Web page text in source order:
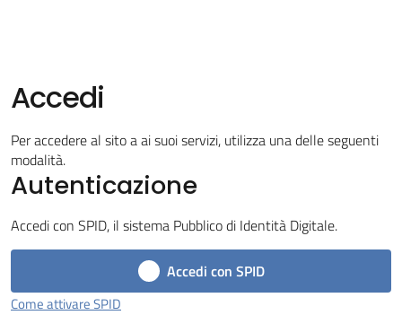
Vivere
Borgo
Tossignano
Servizi
line
Accedi
Per accedere al sito a ai suoi servizi, utilizza una delle seguenti
modalità.
Autenticazione
Accedi con SPID, il sistema Pubblico di Identità Digitale.
Accedi con SPID
Come attivare SPID